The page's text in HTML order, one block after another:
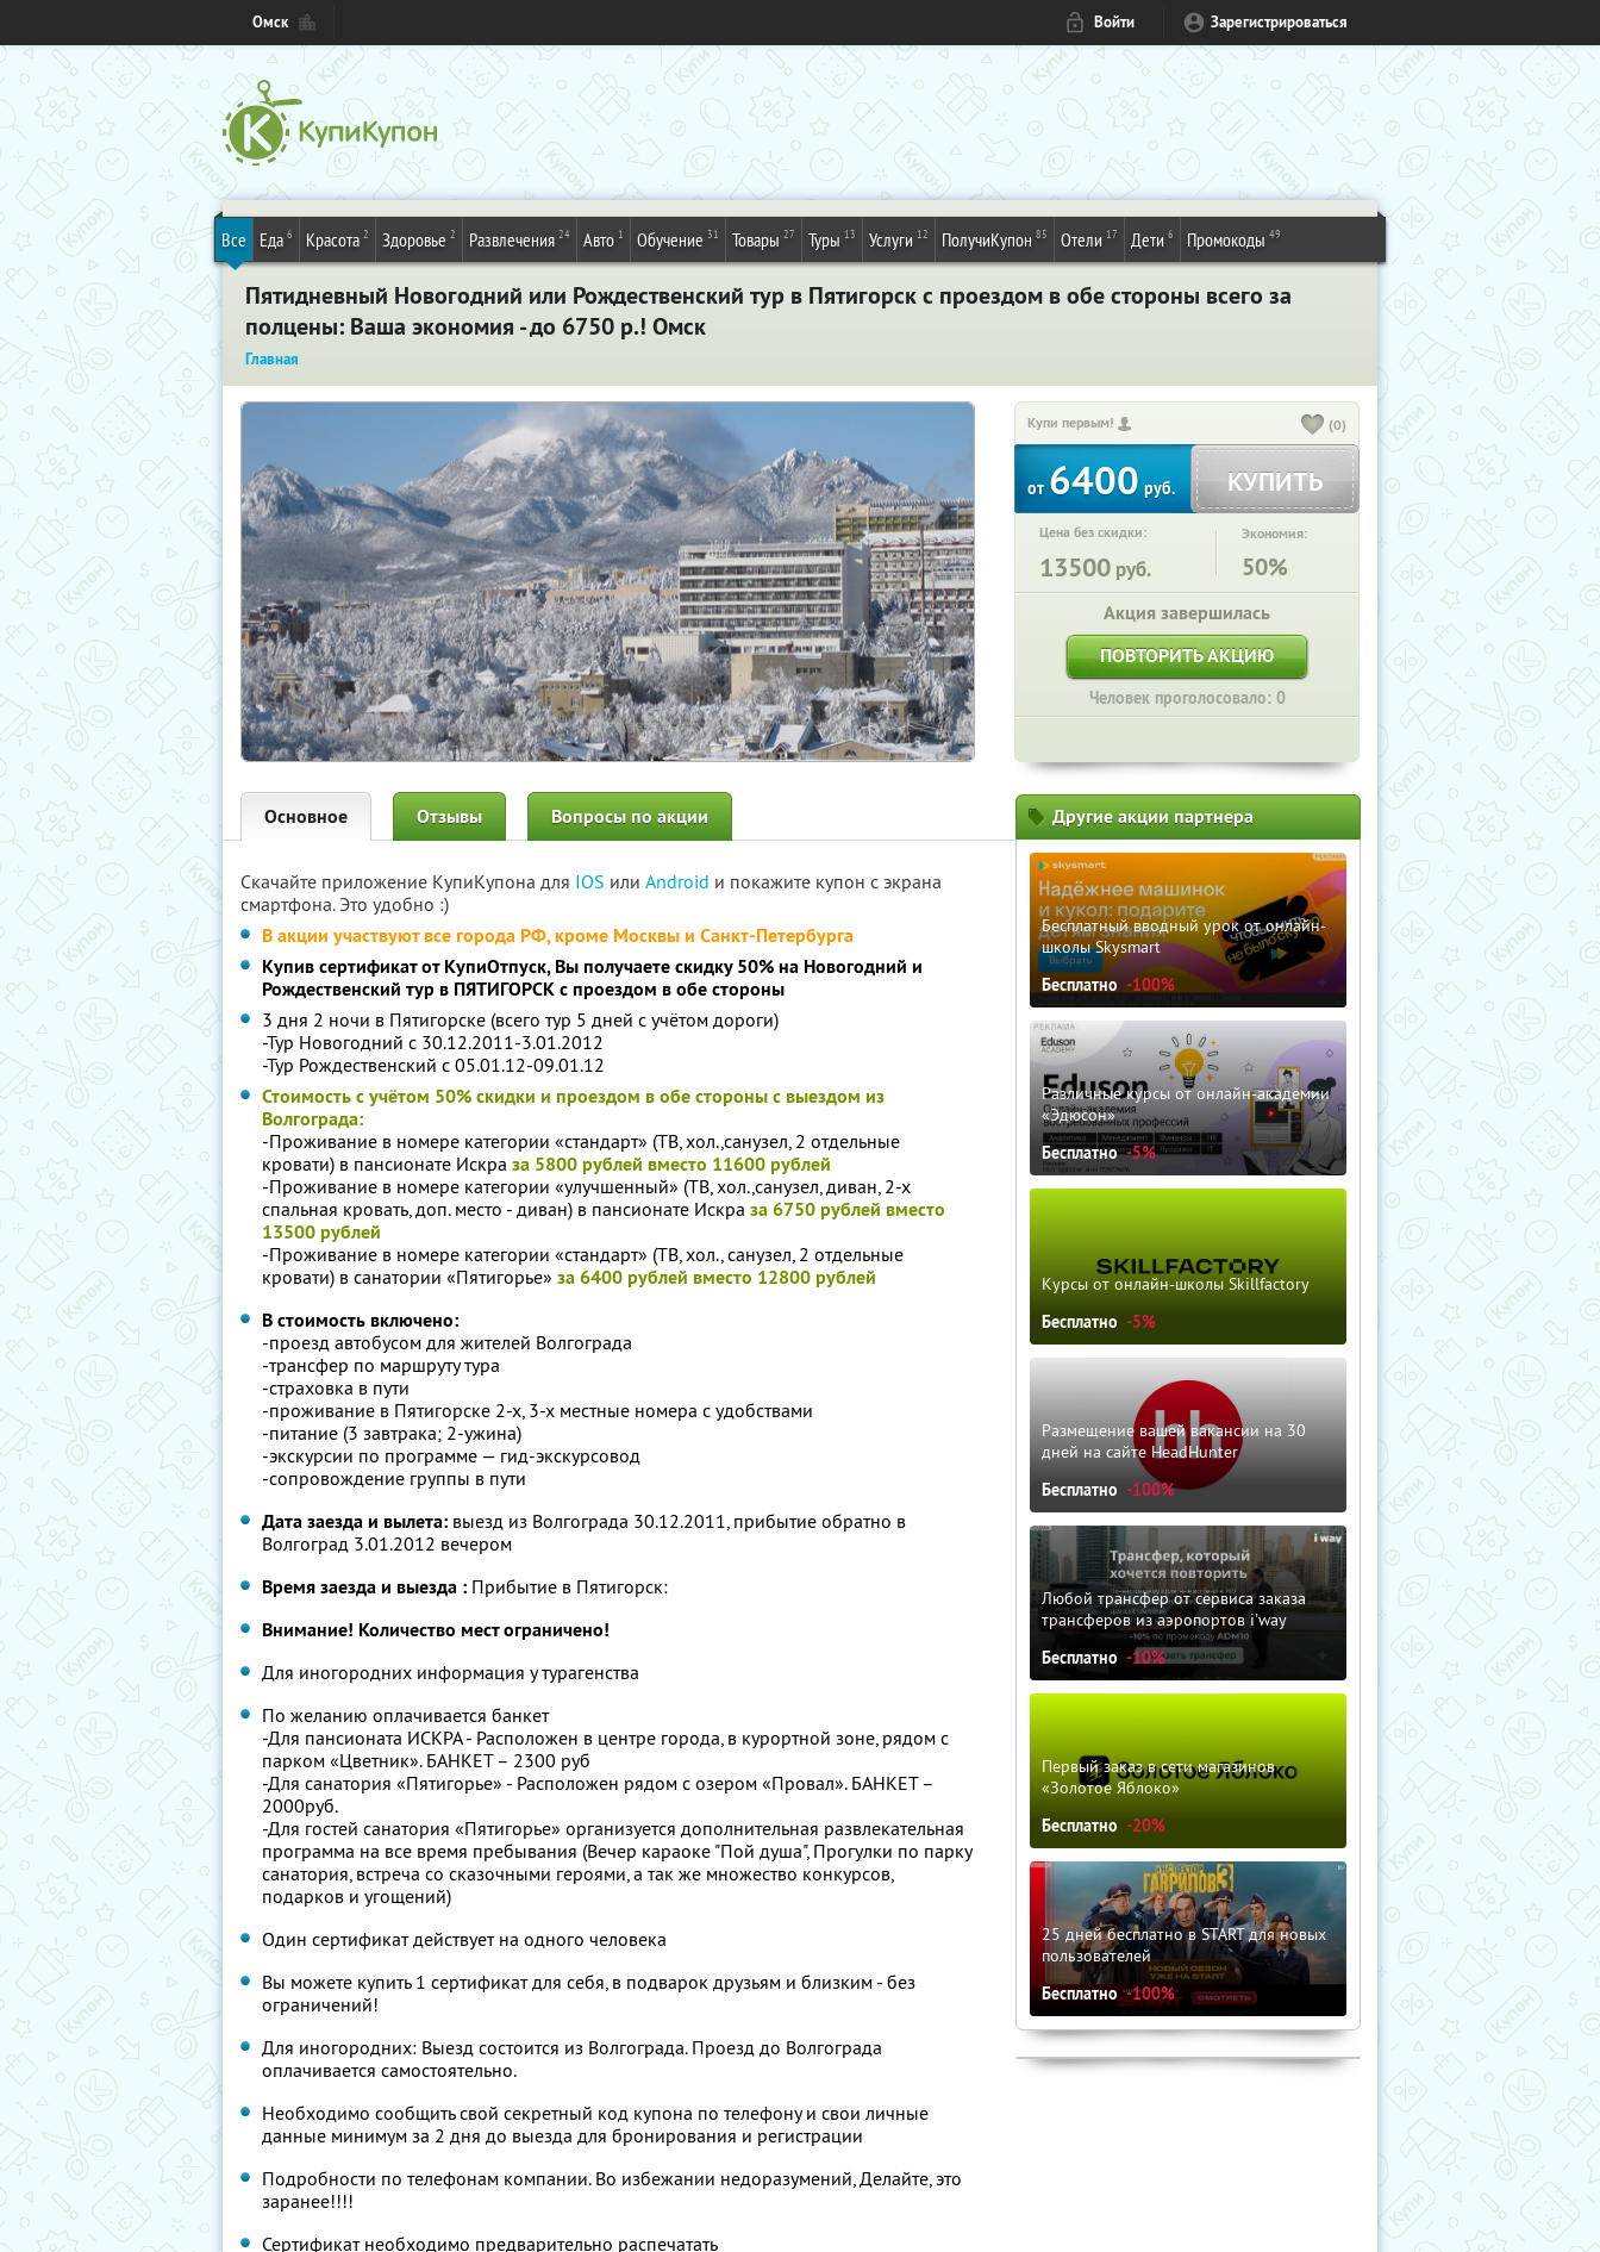
Омск Войти Зарегистрироваться
Все Еда 6 Красота 2 Здоровье 2 Развлечения 24 Авто 1 Обучение 31 Товары 27 Туры 13 Услуги 12 ПолучиКупон 85 Отели 17 Дети 6 Промокоды 49
Пятидневный Новогодний или Рождественский тур в Пятигорск с проездом в обе стороны всего за
полцены: Ваша экономия - до 6750 р.! Омск
Главная
Купи первым! (0)
от 6400 руб. КУПИТЬ
Цена без скидки:
13500 руб.
Экономия:
50%
Акция завершилась
ПОВТОРИТЬ АКЦИЮ
Человек проголосовало: 0
Основное Отзывы Вопросы по акции
Скачайте приложение КупиКупона для IOS или Android и покажите купон с экрана
смартфона. Это удобно :)
В акции участвуют все города РФ, кроме Москвы и Санкт-Петербурга
Купив сертификат от КупиОтпуск, Вы получаете скидку 50% на Новогодний и
Рождественский тур в ПЯТИГОРСК с проездом в обе стороны
3 дня 2 ночи в Пятигорске (всего тур 5 дней с учётом дороги)
-Тур Новогодний с 30.12.2011-3.01.2012
-Тур Рождественский с 05.01.12-09.01.12
Стоимость с учётом 50% скидки и проездом в обе стороны с выездом из
Волгограда:
-Проживание в номере категории «стандарт» (ТВ, хол.,санузел, 2 отдельные
кровати) в пансионате Искра за 5800 рублей вместо 11600 рублей
-Проживание в номере категории «улучшенный» (ТВ, хол.,санузел, диван, 2-х
спальная кровать, доп. место - диван) в пансионате Искра за 6750 рублей вместо
13500 рублей
-Проживание в номере категории «стандарт» (ТВ, хол., санузел, 2 отдельные
кровати) в санатории «Пятигорье» за 6400 рублей вместо 12800 рублей
В стоимость включено:
-проезд автобусом для жителей Волгограда
-трансфер по маршруту тура
-страховка в пути
-проживание в Пятигорске 2-х, 3-х местные номера с удобствами
-питание (3 завтрака; 2-ужина)
-экскурсии по программе — гид-экскурсовод
-сопровождение группы в пути
Дата заезда и вылета: выезд из Волгограда 30.12.2011, прибытие обратно в
Волгоград 3.01.2012 вечером
Время заезда и выезда : Прибытие в Пятигорск:
Внимание! Количество мест ограничено!
Для иногородних информация у турагенства
По желанию оплачивается банкет
-Для пансионата ИСКРА - Расположен в центре города, в курортной зоне, рядом с
парком «Цветник». БАНКЕТ – 2300 руб
-Для санатория «Пятигорье» - Расположен рядом с озером «Провал». БАНКЕТ –
2000руб.
-Для гостей санатория «Пятигорье» организуется дополнительная развлекательная
программа на все время пребывания (Вечер караоке "Пой душа", Прогулки по парку
санатория, встреча со сказочными героями, а так же множество конкурсов,
подарков и угощений)
Один сертификат действует на одного человека
Вы можете купить 1 сертификат для себя, в подварок друзьям и близким - без
ограничений!
Для иногородних: Выезд состоится из Волгограда. Проезд до Волгограда
оплачивается самостоятельно.
Необходимо сообщить свой секретный код купона по телефону и свои личные
данные минимум за 2 дня до выезда для бронирования и регистрации
Подробности по телефонам компании. Во избежании недоразумений, Делайте, это
заранее!!!!
Сертификат необходимо предварительно распечатать
Другие акции партнера
Бесплатный вводный урок от онлайн-
школы Skysmart
Бесплатно -100%
Различные курсы от онлайн-академии
«Эдюсон»
Бесплатно -5%
Курсы от онлайн-школы Skillfactory
Бесплатно -5%
Размещение вашей вакансии на 30
дней на сайте HeadHunter
Бесплатно -100%
Любой трансфер от сервиса заказа
трансферов из аэропортов i'way
Бесплатно -10%
Первый заказ в сети магазинов
«Золотое Яблоко»
Бесплатно -20%
25 дней бесплатно в START для новых
пользователей
Бесплатно -100%